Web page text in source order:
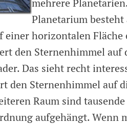
mehrere
Planetarium
einer horizontalen Fläche
den Sternenhimmel auf
Das sieht recht
den Sternenhimmel auf
Raum sind
aufgehängt. Wenn